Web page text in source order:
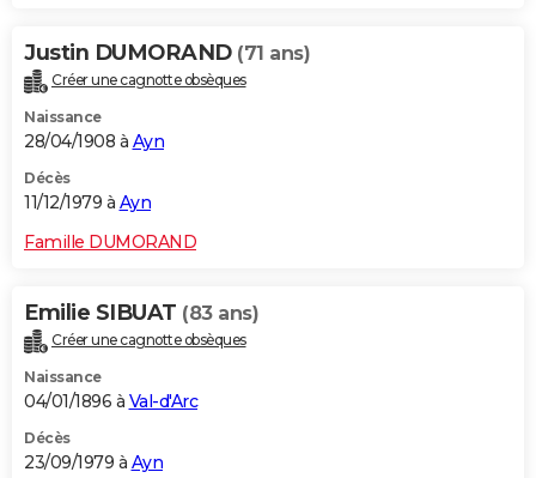
Justin DUMORAND (71 ans)
Créer une cagnotte obsèques
Naissance
28/04/1908 à Ayn
Décès
11/12/1979 à Ayn
Famille DUMORAND
Emilie SIBUAT (83 ans)
Créer une cagnotte obsèques
Naissance
04/01/1896 à Val-d'Arc
Décès
23/09/1979 à Ayn